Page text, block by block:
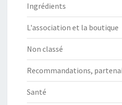
Ingrédients
L'association et la boutique
Non classé
Recommandations,
Santé